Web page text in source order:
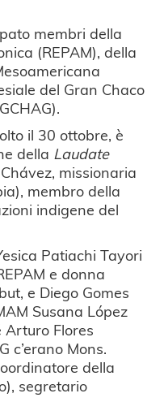
membri della
(REPAM), della
del Gran Chaco
il 30 ottobre, è
della Laudate
missionaria
membro della
indigene del
Patiachi Tayori
e donna
e Diego Gomes
Susana López
Arturo Flores
c’erano Mons.
della
segretario